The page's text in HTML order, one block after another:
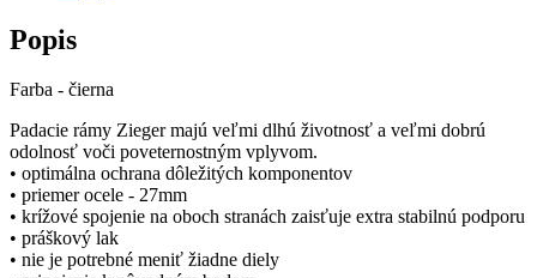
rámy
čierne
Popis
Farba - čierna
Padacie rámy Zieger majú veľmi dlhú životnosť a veľmi dobrú
odolnosť voči poveternostným vplyvom.
• optimálna ochrana dôležitých komponentov
• priemer ocele - 27mm
• krížové spojenie na oboch stranách zaisťuje extra stabilnú podporu
• práškový lak
• nie je potrebné meniť žiadne diely